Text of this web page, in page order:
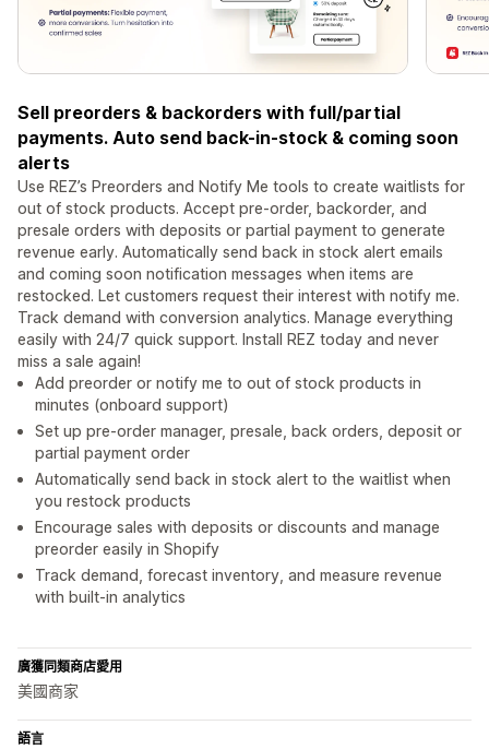
Sell preorders & backorders with full/partial
payments. Auto send back-in-stock & coming soon
alerts
Use REZ’s Preorders and Notify Me tools to create waitlists for
out of stock products. Accept pre-order, backorder, and
presale orders with deposits or partial payment to generate
revenue early. Automatically send back in stock alert emails
and coming soon notification messages when items are
restocked. Let customers request their interest with notify me.
Track demand with conversion analytics. Manage everything
easily with 24/7 quick support. Install REZ today and never
miss a sale again!
Add preorder or notify me to out of stock products in
minutes (onboard support)
Set up pre-order manager, presale, back orders, deposit or
partial payment order
Automatically send back in stock alert to the waitlist when
you restock products
Encourage sales with deposits or discounts and manage
preorder easily in Shopify
Track demand, forecast inventory, and measure revenue
with built-in analytics
廣獲同類商店愛用
美國商家
語言